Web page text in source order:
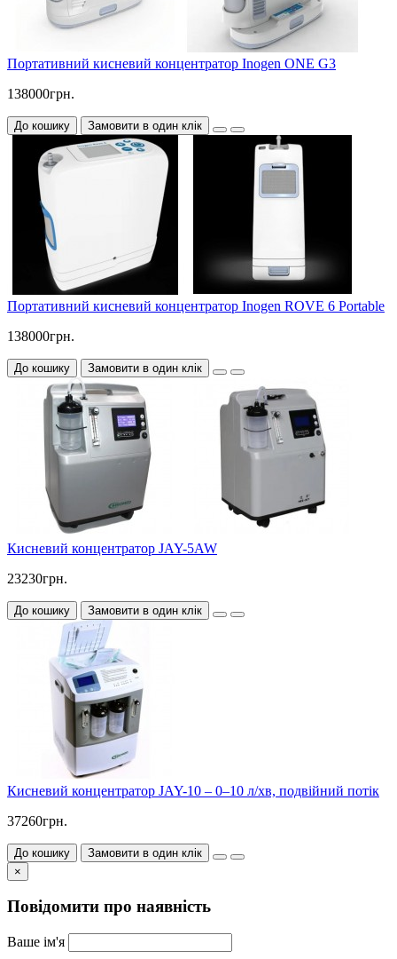
Портативний кисневий концентратор Inogen ONE G3
138000грн.
До кошику Замовити в один клік
Портативний кисневий концентратор Inogen ROVE 6 Portable
138000грн.
До кошику Замовити в один клік
Кисневий концентратор JAY-5AW
23230грн.
До кошику Замовити в один клік
Кисневий концентратор JAY-10 – 0–10 л/хв, подвійний потік
37260грн.
До кошику
Замовити в один клік
×
Повідомити про наявність
Ваше ім'я